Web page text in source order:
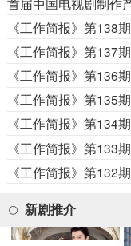
《工作简报》第138期
《工作简报》第137期
《工作简报》第136期
《工作简报》第135期
《工作简报》第134期
《工作简报》第133期
《工作简报》第132期
新剧推介